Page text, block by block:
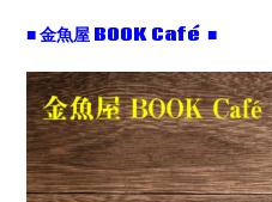
■ 金魚屋 BOOK Café ■